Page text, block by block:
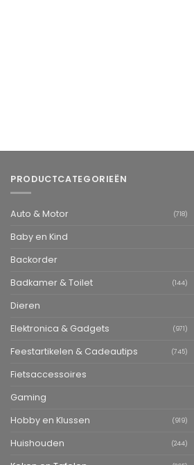
PRODUCTCATEGORIEËN
Auto & Motor (718)
Baby en Kind
Backorder
Badkamer & Toilet (144)
Dieren
Elektronica & Gadgets (971)
Feestartikelen & Cadeautips (745)
Fietsaccessoires
Gaming
Hobby en Klussen (919)
Huishouden (244)